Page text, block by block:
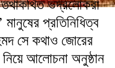
তথাকথিত ভদ্রলোকরা
মানুষের প্রতিনিধিত্ব
সে কথাও জোরের
আলোচনা অনুষ্ঠান